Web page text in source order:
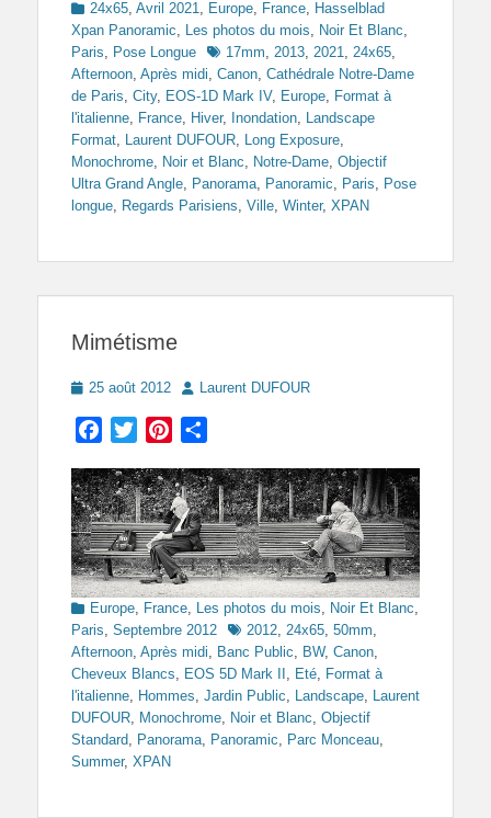
Categories
24x65, Avril 2021, Europe, France, Hasselblad
Xpan Panoramic, Les photos du mois, Noir Et Blanc,
Paris, Pose Longue Tags17mm, 2013, 2021, 24x65,
Afternoon, Après midi, Canon, Cathédrale Notre-Dame
de Paris, City, EOS-1D Mark IV, Europe, Format à
l'italienne, France, Hiver, Inondation, Landscape
Format, Laurent DUFOUR, Long Exposure,
Monochrome, Noir et Blanc, Notre-Dame, Objectif
Ultra Grand Angle, Panorama, Panoramic, Paris, Pose
longue, Regards Parisiens, Ville, Winter, XPAN
Mimétisme
Posted
25 août 2012 AuthorLaurent DUFOUR
Facebook
TwitterPinterest
Categories
Europe France Les photos du mois Noir Et Blanc
Paris Septembre 2012 Tags2012 24x65 50mm
Afternoon Après midi Banc Public BW, Canon
Cheveux Blancs
EOS 5D Mark II Eté Format à
l'italienne Hommes Jardin Public Landscape Laurent
DUFOUR Monochrome Noir et Blanc Objectif
Standard Panorama Panoramic Parc Monceau
Summer, XPAN